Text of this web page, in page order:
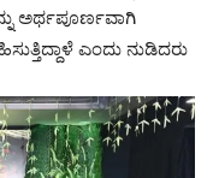
ಅರ್ಥಪೂರ್ಣವಾಗಿ
ಎಂದು ನುಡಿದರು